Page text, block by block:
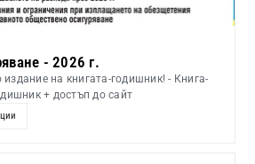
- 2026 г.
на книгата-годишник! - Книга-
+ достъп до сайт